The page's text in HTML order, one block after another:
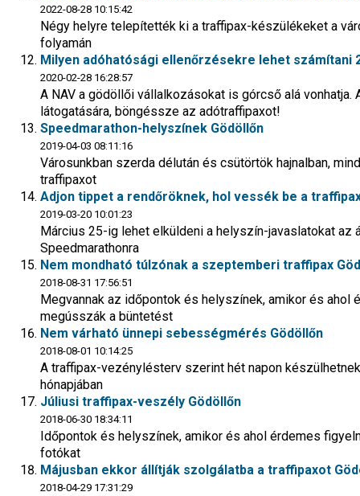
2022-08-28 10:15:42
Négy helyre telepítették ki a traffipax-készülékeket a
folyamán
Milyen adóhatósági ellenőrzésekre lehet számítani
2020-02-28 16:28:57
A NAV a gödöllői vállalkozásokat is górcső alá
látogatására, böngéssze az adótraffipaxot!
Speedmarathon-helyszínek Gödöllőn
2019-04-03 08:11:16
Városunkban szerda délután és csütörtök hajnalban,
traffipaxot
Adjon tippet a rendőröknek, hol vessék be a
2019-03-20 10:01:23
Március 25-ig lehet elküldeni a helyszín-javaslatokat az
Speedmarathonra
Nem mondható túlzónak a szeptemberi traffipax
2018-08-31 17:56:51
Megvannak az időpontok és helyszínek, amikor és ahol
megússzák a büntetést
Nem várható ünnepi sebességmérés Gödöllőn
2018-08-01 10:14:25
A traffipax-vezénylésterv szerint hét napon
hónapjában
Júliusi traffipax-veszély Gödöllőn
2018-06-30 18:34:11
Időpontok és helyszínek, amikor és ahol érdemes
fotókat
Májusban ekkor állítják szolgálatba a traffipaxot
2018-04-29 17:31:29